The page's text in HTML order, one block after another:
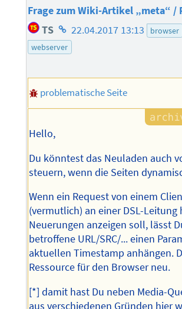
Frage zum Wiki-Artikel „meta“ /
TS Homepage
des
22.04.2017 13:13 browser
webserver
problematische Seite
Hello,
Du könntest das Neuladen auch
steuern, wenn die Seiten
Wenn ein Request von einem
(vermutlich) an einer DSL-
Neuerungen anzeigen soll, lässt
betroffene URL/SRC/... einen
aktuellen Timestamp anhängen.
Ressource für den Browser neu.
[*] damit hast Du neben Media-
aus verschiedenen Gründen hier